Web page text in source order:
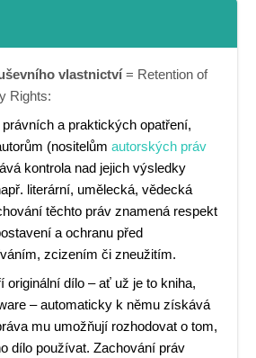
vlastnictví= Retention of
Rights:
a praktických opatření,
(nositelům autorských práv
kontrola nad jejich výsledky
literární, umělecká, vědecká
těchto práv znamená respekt
a ochranu před
zcizením či zneužitím.
originální dílo – ať už je to kniha,
– automaticky k němu získává
mu umožňují rozhodovat o tom,
dílo používat. Zachování práv